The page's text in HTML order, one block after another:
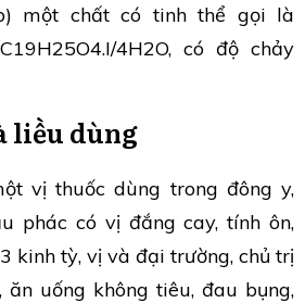
một chất có tinh thể gọi là
4H2O, có độ chảy
liều dùng
vị thuốc dùng trong đông y,
phác có vị đắng cay, tính ôn,
kinh tỳ, vị và đại trường, chủ trị
ăn uống không tiêu, đau bụng,